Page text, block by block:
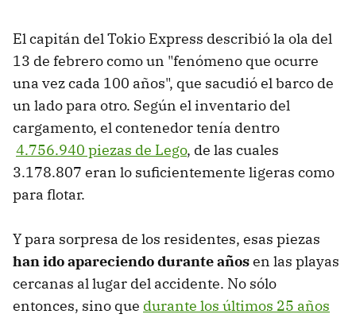
El capitán del Tokio Express describió la ola del
13 de febrero como un "fenómeno que ocurre
una vez cada 100 años", que sacudió el barco de
un lado para otro. Según el inventario del
cargamento, el contenedor tenía dentro
4.756.940 piezas de Lego, de las cuales
3.178.807 eran lo suficientemente ligeras como
para flotar.
Y para sorpresa de los residentes, esas piezas
han ido apareciendo durante añosen las playas
cercanas al lugar del accidente. No sólo
entonces, sino que durante los últimos 25 años